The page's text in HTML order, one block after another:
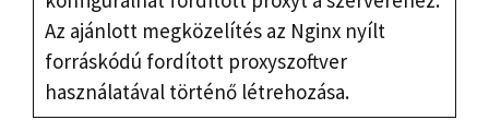
Az ajánlott megközelítés az Nginx nyílt
forráskódú fordított proxyszoftver
használatával történő létrehozása.